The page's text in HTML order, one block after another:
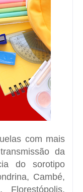
com mais
da
do sorotipo
Cambé,
Florestópolis,